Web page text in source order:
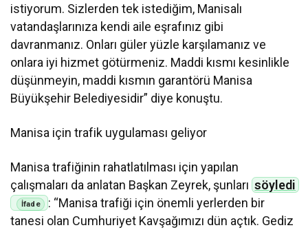
istiyorum. Sizlerden tek istediğim, Manisalı
vatandaşlarınıza kendi aile eşrafınız gibi
davranmanız. Onları güler yüzle karşılamanız ve
onlara iyi hizmet götürmeniz. Maddi kısmı kesinlikle
düşünmeyin, maddi kısmın garantörü Manisa
Büyükşehir Belediyesidir” diye konuştu.
Manisa için trafik uygulaması geliyor
Manisa trafiğinin rahatlatılması için yapılan
çalışmaları da anlatan Başkan Zeyrek, şunları söyledi
: “Manisa trafiği için önemli yerlerden bir
tanesi olan Cumhuriyet Kavşağımızı dün açtık. Gediz